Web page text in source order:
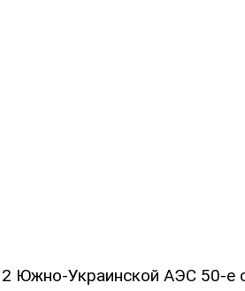
Южно-Украинской АЭС 50-е